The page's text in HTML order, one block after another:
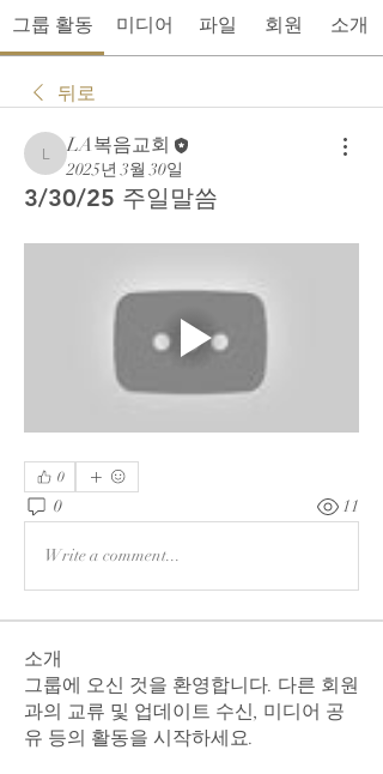
그룹 활동 미디어 파일 회원 소개
뒤로
LA복음교회
LA복음교회
2025년 3월 30일
3/30/25 주일말씀
0
0 11
Write a comment...
소개
그룹에 오신 것을 환영합니다. 다른 회원
과의 교류 및 업데이트 수신, 미디어 공
유 등의 활동을 시작하세요.